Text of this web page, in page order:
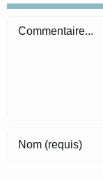
Commentaire